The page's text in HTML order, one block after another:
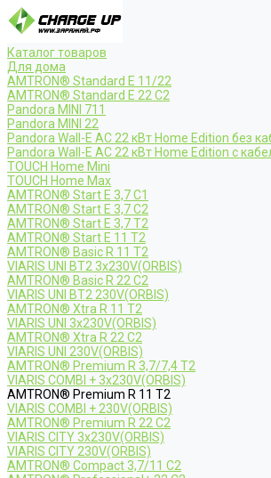
Каталог товаров
Для дома
AMTRON® Standard E 11/22
AMTRON® Standard E 22 C2
Pandora MINI 711
Pandora MINI 22
Pandora Wall-E AC 22 кВт Home Edition без
Pandora Wall-E AC 22 кВт Home Edition с
TOUCH Home Mini
TOUCH Home Max
AMTRON® Start E 3,7 C1
AMTRON® Start E 3,7 C2
AMTRON® Start E 3,7 T2
AMTRON® Start E 11 T2
AMTRON® Basic R 11 T2
VIARIS UNI BT2 3x230V(ORBIS)
AMTRON® Basic R 22 C2
VIARIS UNI BT2 230V(ORBIS)
AMTRON® Xtra R 11 T2
VIARIS UNI 3x230V(ORBIS)
AMTRON® Xtra R 22 C2
VIARIS UNI 230V(ORBIS)
AMTRON® Premium R 3,7/7,4 T2
VIARIS COMBI + 3x230V(ORBIS)
AMTRON® Premium R 11 T2
VIARIS COMBI + 230V(ORBIS)
AMTRON® Premium R 22 C2
VIARIS CITY 3x230V(ORBIS)
VIARIS CITY 230V(ORBIS)
AMTRON® Compact 3,7/11 C2